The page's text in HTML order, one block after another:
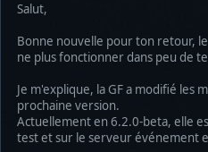
Salut,
Bonne nouvelle pour ton retour,
ne plus fonctionner dans peu de
Je m'explique, la GF a modifié les
prochaine version.
Actuellement en 6.2.0-beta, elle
test et sur le serveur événement